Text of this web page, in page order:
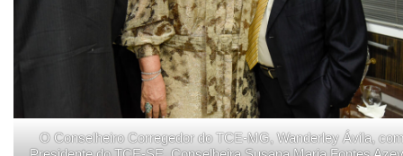
O Conselheiro Corregedor do TCE-MG, Wanderley Ávila,